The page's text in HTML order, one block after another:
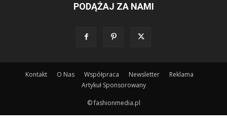
PODĄŻAJ ZA NAMI
Kontakt O Nas Współpraca Newsletter
Reklama
Artykuł Sponsorowany
© fashionmedia.pl